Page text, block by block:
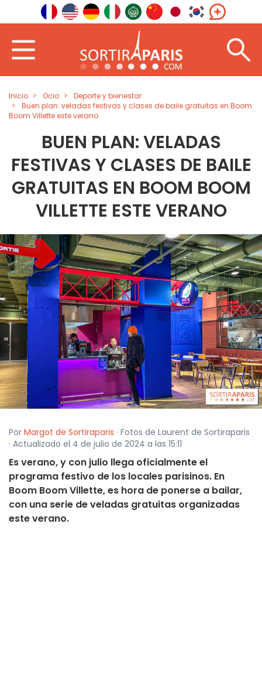
Inicio Ocio
Deporte y bienestar
Buen plan: veladas festivas y clases de baile gratuitas en Boom
Boom Villette este verano
BUEN PLAN: VELADAS
FESTIVAS Y CLASES DE BAILE
GRATUITAS EN BOOM BOOM
VILLETTE ESTE VERANO
Por Margot de Sortiraparis · Fotos de Laurent de Sortiraparis
· Actualizado el 4 de julio de 2024 a las 15:11
Es verano, y con julio llega oficialmente el
programa festivo de los locales parisinos. En
Boom Boom Villette, es hora de ponerse a bailar,
con una serie de veladas gratuitas organizadas
este verano.